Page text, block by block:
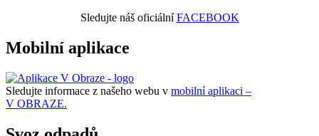
Sledujte náš oficiálníFACEBOOK
Mobilní aplikace
Sledujte informace z našeho webu v mobilní aplikaci –
V OBRAZE.